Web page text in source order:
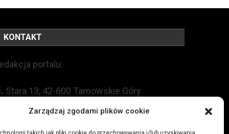
Zarządzaj zgodami plików cookie
KONTAKT
portalu:
Stara 13, 42-600 Tarnowskie Góry
+48 509 547 822